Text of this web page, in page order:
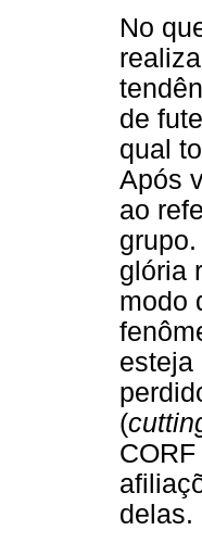
No
de
qual
Após
ao
glória
modo
esteja
(
delas.